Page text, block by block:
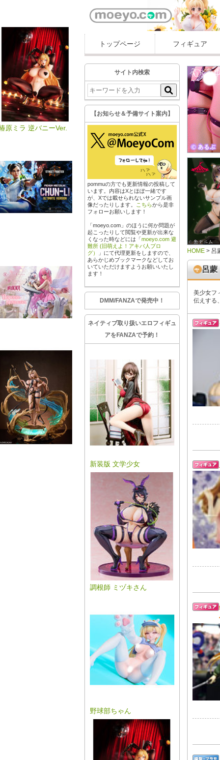
原ミラ 逆バニーVer.
トップページ フィギュア
サイト内検索
【お知らせ＆予備サイト案内】
pommuの方でも更新情報の投稿して
います。内容はXとほぼ一緒です
が、Xでは載せられないサンプル画
像だったりします。
こちらから是非
フォローお願いします！
「moeyo.com」のほうに何か問題が
起こったりして閲覧や更新が出来な
くなった時などには「moeyo.com 避
難所 (旧萌えよ！アキバ人ブロ
グ）
」にて代理更新をしますので、
あらかじめブックマークなどしてお
いていただけますようお願いいたし
ます！
DMM/FANZAで発売中！
ネイティブ取り扱いエロフィギュ
アをFANZAで予約！
新装版 文学少女
調根師 ミヅキさん
野球部ちゃん
HOME > 呂
呂蒙
美少女フ
伝えする